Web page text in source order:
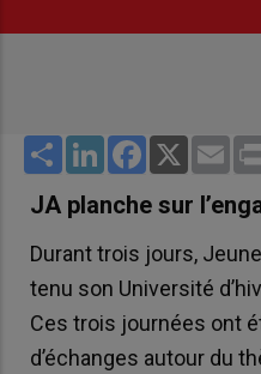
Share LinkedInFacebook
X
JA planche sur
Durant trois jours,
tenu son Université
Ces trois journées ont
d’échanges autour du